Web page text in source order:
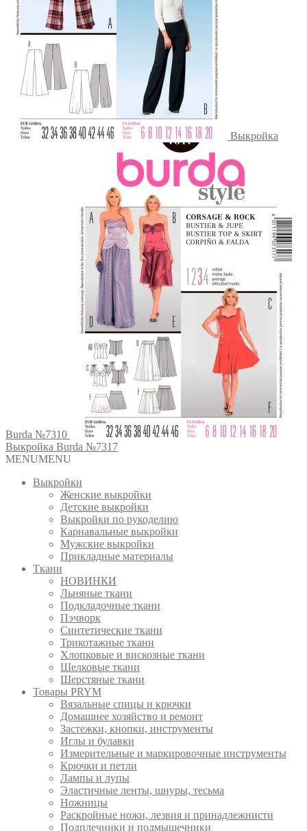
Выкройка
Burda №7310
Выкройка Burda №7317
MENUMENU
Выкройки
Женские выкройки
Детские выкройки
Выкройки по рукоделию
Карнавальные выкройки
Мужские выкройки
Прикладные материалы
Ткани
НОВИНКИ
Льняные ткани
Подкладочные ткани
Пэчворк
Синтетические ткани
Трикотажные ткани
Хлопковые и вискозные ткани
Шелковые ткани
Шерстяные ткани
Товары PRYM
Вязальные спицы и крючки
Домашнее хозяйство и ремонт
Застежки, кнопки, инструменты
Иглы и булавки
Измерительные и маркировочные инструменты
Крючки и петли
Лампы и лупы
Эластичные ленты, шнуры, тесьма
Ножницы
Раскройные ножи, лезвия и принадлежнисти
Подплечники и подмышечники